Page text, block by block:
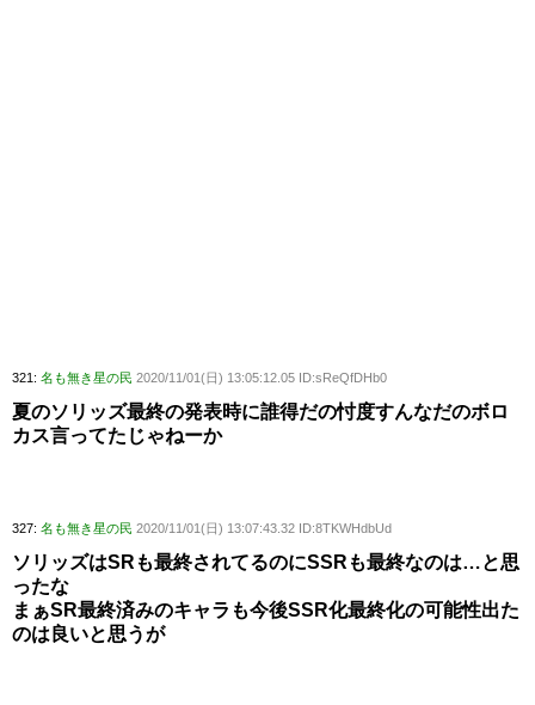
321: 名も無き星の民 2020/11/01(日) 13:05:12.05 ID:sReQfDHb0
夏のソリッズ最終の発表時に誰得だの忖度すんなだのボロ
カス言ってたじゃねーか
327: 名も無き星の民 2020/11/01(日) 13:07:43.32 ID:8TKWHdbUd
ソリッズはSRも最終されてるのにSSRも最終なのは…と思
ったな
まぁSR最終済みのキャラも今後SSR化最終化の可能性出た
のは良いと思うが